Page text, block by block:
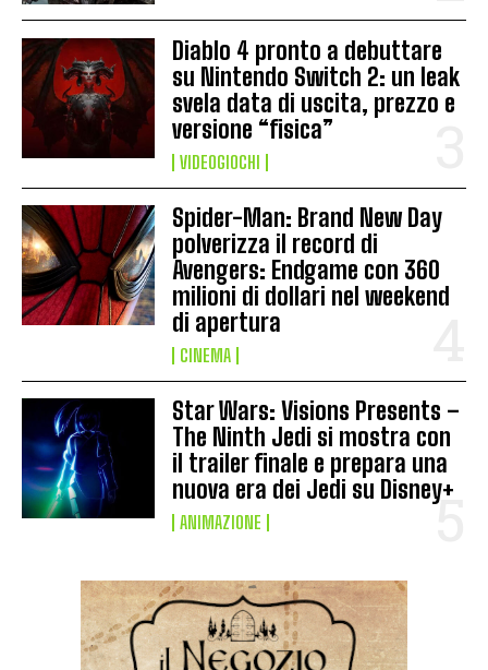
Diablo 4 pronto a debuttare
su Nintendo Switch 2: un leak
svela data di uscita, prezzo e
versione “fisica”
VIDEOGIOCHI
Spider-Man: Brand New Day
polverizza il record di
Avengers: Endgame con 360
milioni di dollari nel weekend
di apertura
CINEMA
Star Wars: Visions Presents –
The Ninth Jedi si mostra con
il trailer finale e prepara una
nuova era dei Jedi su Disney+
ANIMAZIONE